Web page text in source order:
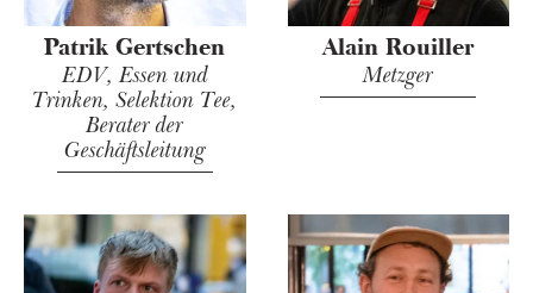
Patrik Gertschen
EDV, Essen und
Trinken, Selektion Tee,
Berater der
Geschäftsleitung
Alain Rouiller
Metzger